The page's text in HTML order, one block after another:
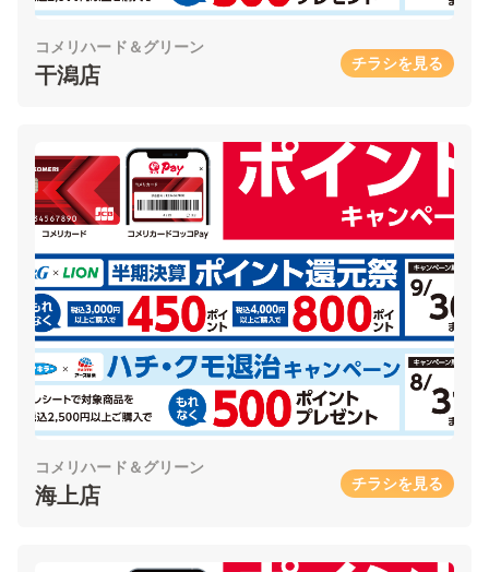
コメリハード＆グリーン
干潟店 チラシを見る
コメリハード＆グリーン
海上店 チラシを見る